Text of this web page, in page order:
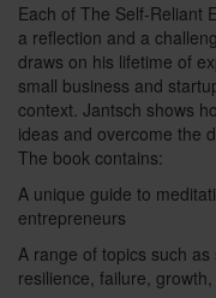
Each of The Self-Reliant
a reflection and a
draws on his lifetime of
small business and
context. Jantsch shows
ideas and overcome the
The book contains:
A unique guide to
entrepreneurs
A range of topics such
resilience, failure,